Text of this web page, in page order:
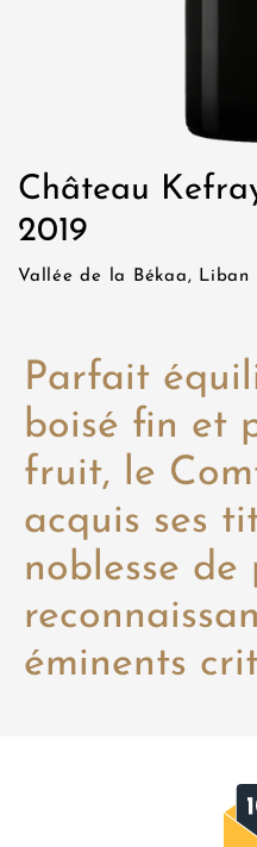
Château
2019
Vallée de la Békaa, Liban
Parfait
boisé fin et
fruit, le
acquis ses
noblesse de
éminents